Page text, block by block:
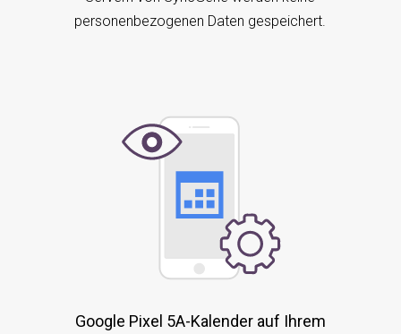
personenbezogenen Daten gespeichert.
Google Pixel 5A-Kalender auf Ihrem